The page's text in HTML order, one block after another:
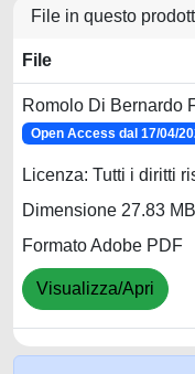
File in questo
File
Romolo Di Bernardo
Open Access dal 17/04/
Licenza: Tutti i diritti
Dimensione 27.83 MB
Formato Adobe PDF
Visualizza/Apri